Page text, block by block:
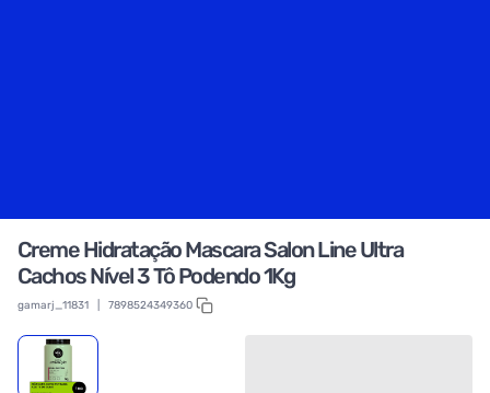
Creme Hidratação Mascara Salon Line Ultra
Cachos Nível 3 Tô Podendo 1Kg
gamarj_11831 7898524349360